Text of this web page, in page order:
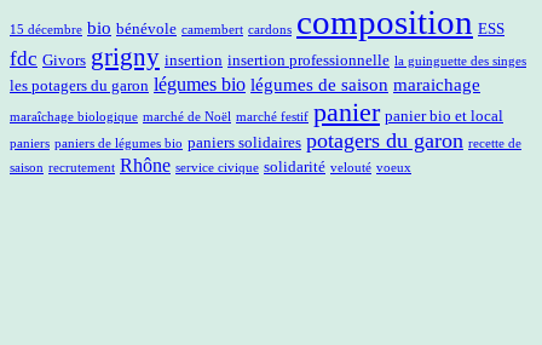
15 décembre bio bénévole camembert cardons composition ESS
fdc Givors grigny insertion insertion professionnelle la guinguette des singes
les potagers du garon légumes bio légumes de saison maraichage
maraîchage biologique marché de Noël marché festif panier panier bio et local
paniers paniers de légumes bio paniers solidaires potagers du garon recette de
saison recrutement Rhône service civique solidarité velouté voeux